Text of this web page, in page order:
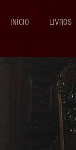
INÍCIO LIVROS